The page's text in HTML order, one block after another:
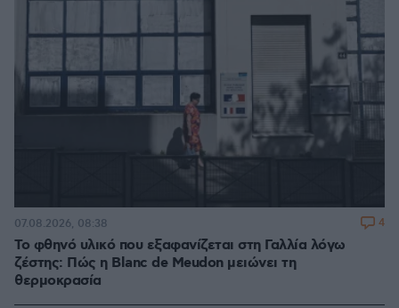
Το φθηνό υλικό που εξαφανίζεται στη Γαλλία λόγω
ζέστης: Πώς η Blanc de Meudon μειώνει τη
θερμοκρασία
07.08.2026, 08:38 4